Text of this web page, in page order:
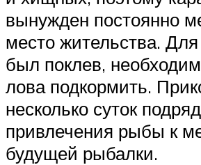
вынужден постоянно
место жительства. Для
был поклев,
лова подкормить.
несколько суток
привлечения рыбы к
будущей рыбалки.